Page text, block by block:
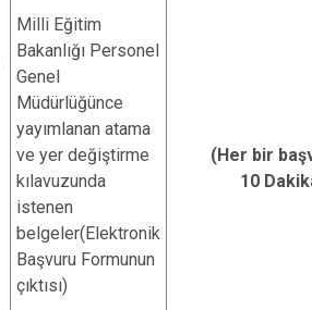
Milli Eğitim
Bakanlığı Personel
Genel
Müdürlüğünce
yayımlanan atama
ve yer değiştirme
kılavuzunda
istenen
belgeler(Elektronik
Başvuru Formunun
çıktısı)
(Her bir
10